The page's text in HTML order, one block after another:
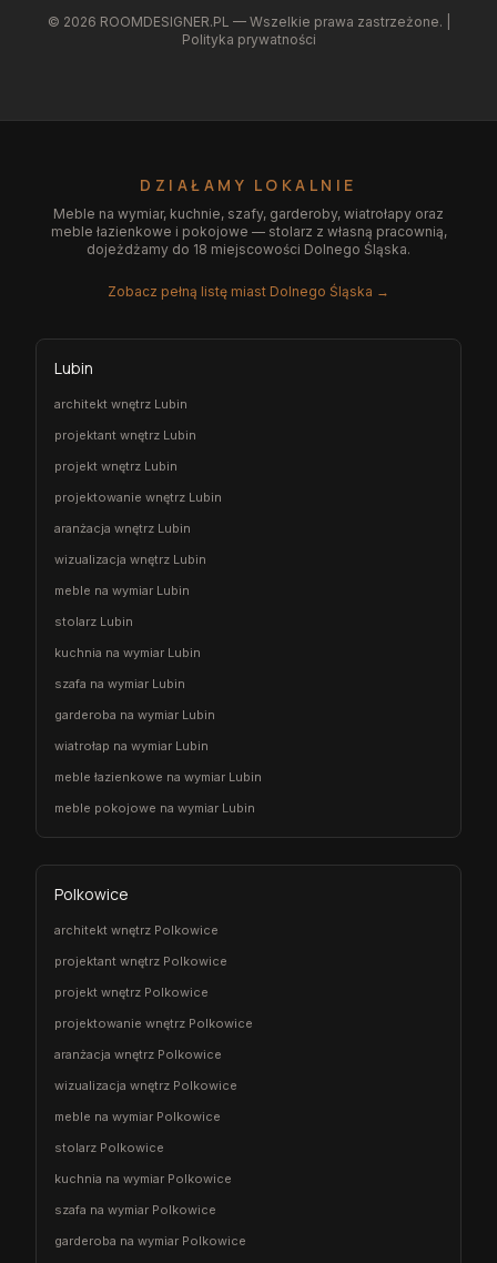
© 2026 ROOMDESIGNER.PL — Wszelkie prawa zastrzeżone. |
Polityka prywatności
DZIAŁAMY LOKALNIE
Meble na wymiar, kuchnie, szafy, garderoby, wiatrołapy oraz
meble łazienkowe i pokojowe — stolarz z własną pracownią,
dojeżdżamy do 18 miejscowości Dolnego Śląska.
Zobacz pełną listę miast Dolnego Śląska →
Lubin
architekt wnętrz Lubin
projektant wnętrz Lubin
projekt wnętrz Lubin
projektowanie wnętrz Lubin
aranżacja wnętrz Lubin
wizualizacja wnętrz Lubin
meble na wymiar Lubin
stolarz Lubin
kuchnia na wymiar Lubin
szafa na wymiar Lubin
garderoba na wymiar Lubin
wiatrołap na wymiar Lubin
meble łazienkowe na wymiar Lubin
meble pokojowe na wymiar Lubin
Polkowice
architekt wnętrz Polkowice
projektant wnętrz Polkowice
projekt wnętrz Polkowice
projektowanie wnętrz Polkowice
aranżacja wnętrz Polkowice
wizualizacja wnętrz Polkowice
meble na wymiar Polkowice
stolarz Polkowice
kuchnia na wymiar Polkowice
szafa na wymiar Polkowice
garderoba na wymiar Polkowice